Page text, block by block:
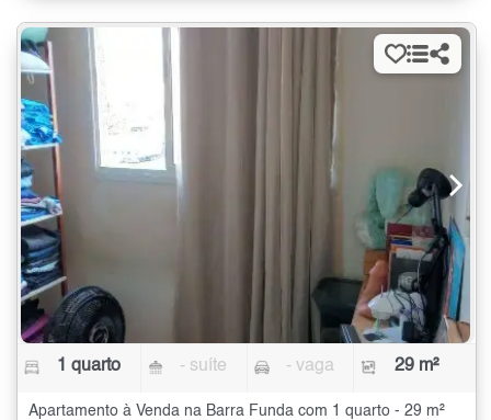
1 quarto - suíte - vaga 29 m²
Apartamento à Venda na Barra Funda com 1 quarto - 29 m²